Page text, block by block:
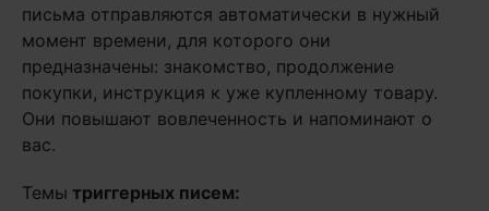
письма отправляются автоматически в нужный
момент времени, для которого они
предназначены: знакомство, продолжение
покупки, инструкция к уже купленному товару.
Они повышают вовлеченность и напоминают о
вас.
Темы триггерных писем: